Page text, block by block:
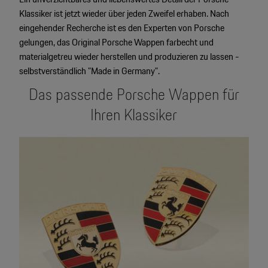
Motorsport & Events
Service & Zubehör
Unternehmen
Newsletter
Newsletter abonnieren
YouTube Channel
Porsche Gebrauchtwagen
Car Configurator
Klassiker ist jetzt wieder über jeden Zweifel erhaben. Nach
eingehender Recherche ist es den Experten von Porsche
gelungen, das Original Porsche Wappen farbecht und
materialgetreu wieder herstellen und produzieren zu lassen -
selbstverständlich "Made in Germany".
Das passende Porsche Wappen für
Ihren Klassiker